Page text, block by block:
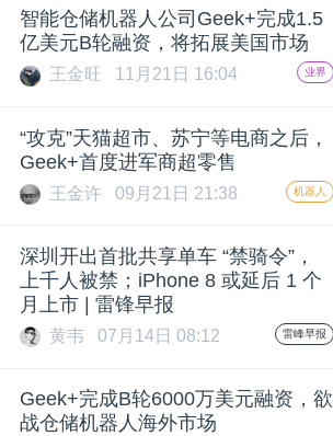
课
活
中
智能仓储机器人公司Geek+完成1.5
亿美元B轮融资，将拓展美国市场
王金旺 11月21日 16:04 业界
“攻克”天猫超市、苏宁等电商之后，
Geek+首度进军商超零售
王金许 09月21日 21:38 机器人
深圳开出首批共享单车 “禁骑令”，
上千人被禁；iPhone 8 或延后 1 个
月上市 | 雷锋早报
黄韦 07月14日 08:12 雷峰早报
Geek+完成B轮6000万美元融资，欲
战仓储机器人海外市场